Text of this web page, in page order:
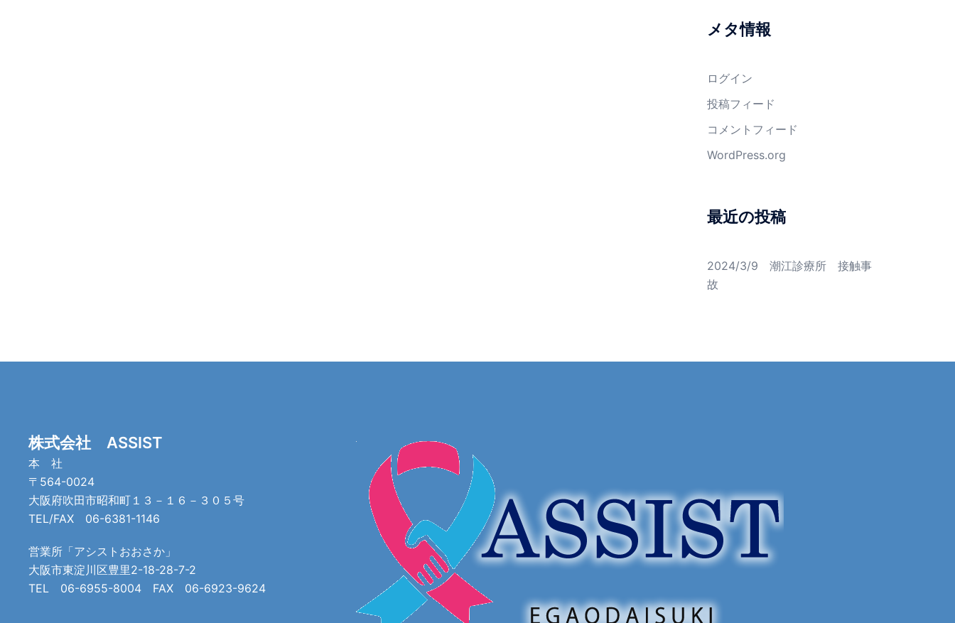
メタ情報
ログイン
投稿フィード
コメントフィード
WordPress.org
最近の投稿
2024/3/9 潮江診療所 接触事
故
株式会社 ASSIST
本 社
〒564-0024
大阪府吹田市昭和町１３－１６－３０５号
TEL/FAX 06-6381-1146
営業所「アシストおおさか」
大阪市東淀川区豊里2-18-28-7-2
TEL 06-6955-8004 FAX 06-6923-9624